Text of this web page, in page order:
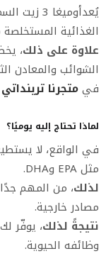
الغذائية
علاوة على ذلك،
الشوائب والمعادن
فيمتجرنا ترينداتي
لماذا تحتاج إليه يوميًا؟
مثل EPA وDHA.
لذلك
مصادر خارجية.
نتيجةً لذلك، يوفّر
وظائفه الحيوية.